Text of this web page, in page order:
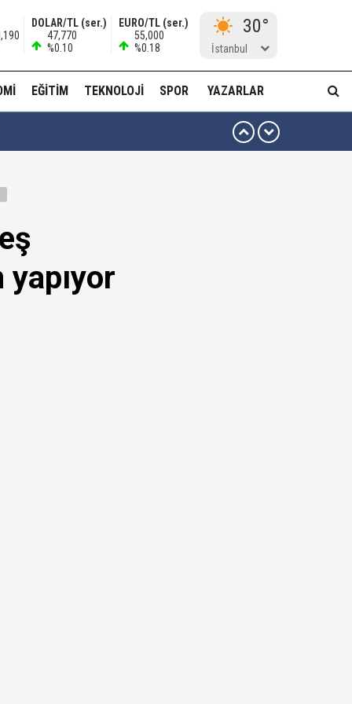
DOLAR/TL (ser.)
47,770
%0.10
EURO/TL (ser.)
55,000
%0.18
30°
İstanbul
EĞITIM TEKNOLOJI SPOR YAZARLAR
yiyor..!"
kararı...
dikkat çekti!